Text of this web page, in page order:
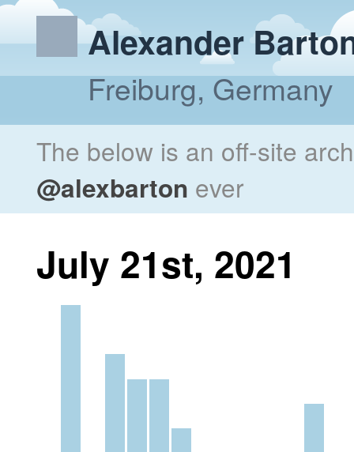
Alexander
Freiburg, Germany
The below is an off-site
@alexbarton ever
July 21st, 2021